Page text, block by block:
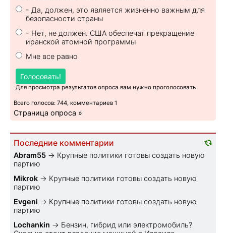
- Да, должен, это является жизненно важным для
безопасности страны
- Нет, не должен. США обеспечат прекращение
иранской атомной программы
Мне все равно
Голосовать!
Для просмотра результатов опроса вам нужно проголосовать
Всего голосов: 744, комментариев 1
Страница опроса »
Последние комментарии
Abram55 → Крупные политики готовы создать новую
партию
Mikrok → Крупные политики готовы создать новую
партию
Evgeni → Крупные политики готовы создать новую
партию
Lochankin → Бензин, гибрид или электромобиль?